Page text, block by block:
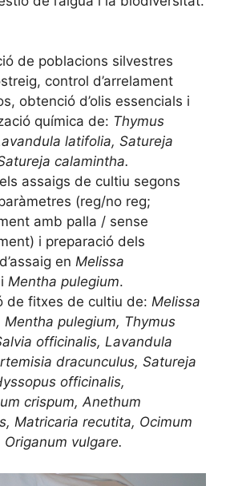
de poblacions silvestres
control d’arrelament
obtenció d’olis essencials i
química de: Thymus
latifolia, Satureja
calamintha.
assaigs de cultiu segons
(reg/no reg;
amb palla / sense
i preparació dels
en Melissa
i Mentha pulegium.
de fitxes de cultiu de: Melissa
pulegium, Thymus
officinalis, Lavandula
dracunculus, Satureja
officinalis,
crispum, Anethum
Matricaria recutita, Ocimum
vulgare.